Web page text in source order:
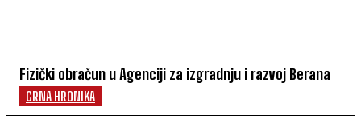
Fizički obračun u Agenciji za izgradnju i razvoj Berana
CRNA HRONIKA